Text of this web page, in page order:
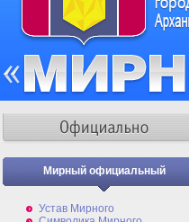
Мирный официальный
Устав Мирного